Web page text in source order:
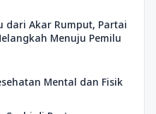
dari Akar Rumput, Partai
Menuju Pemilu
Mental dan Fisik